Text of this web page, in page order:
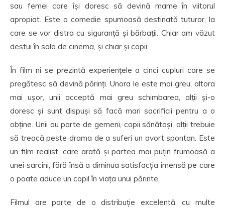
sau femei care își doresc să devină mame în viitorul
apropiat. Este o comedie spumoasă destinată tuturor, la
care se vor distra cu siguranță și bărbații. Chiar am văzut
destui în sala de cinema, și chiar și copii.
În film ni se prezintă experiențele a cinci cupluri care se
pregătesc să devină părinți. Unora le este mai greu, altora
mai ușor, unii acceptă mai greu schimbarea, alții și-o
doresc și sunt dispuși să facă mari sacrificii pentru a o
obține. Unii au parte de gemeni, copii sănătoși, alții trebuie
să treacă peste drama de a suferi un avort spontan. Este
un film realist, care arată și partea mai puțin frumoasă a
unei sarcini, fără însă a diminua satisfacția imensă pe care
o poate aduce un copil în viața unui părinte.
Filmul are parte de o distribuție excelentă, cu multe